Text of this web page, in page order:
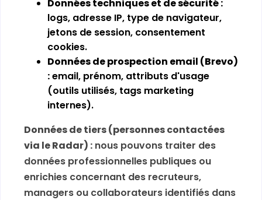
Données techniques et de sécurité :
logs, adresse IP, type de navigateur,
jetons de session, consentement
cookies.
Données de prospection email (Brevo)
:email, prénom, attributs d'usage
(outils utilisés, tags marketing
internes).
Données de tiers (personnes contactées
via le Radar) : nous pouvons traiter des
données professionnelles publiques ou
enrichies concernant des recruteurs,
managers ou collaborateurs identifiés dans